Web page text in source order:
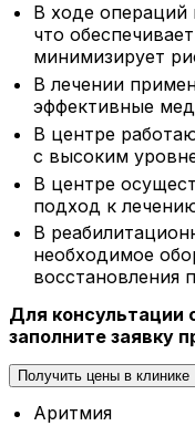
В ходе операций
что
минимизирует
В лечении
эффективные
В центре
с высоким
В центре
подход к
В
необходимое
восстановления
Для консультации
заполните заявку
Получить цены в клинике
Аритмия